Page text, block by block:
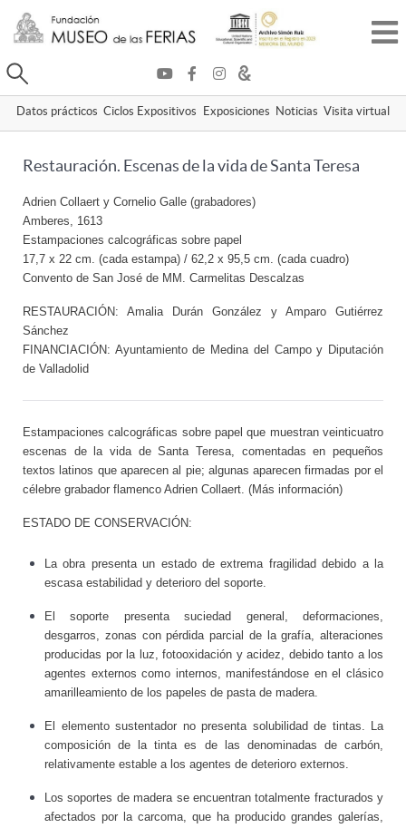
Buscar
Datos prácticos Ciclos Expositivos Exposiciones Noticias Visita virtual
Restauración. Escenas de la vida de Santa Teresa
Adrien Collaert y Cornelio Galle (grabadores)
Amberes, 1613
Estampaciones calcográficas sobre papel
17,7 x 22 cm. (cada estampa) / 62,2 x 95,5 cm. (cada cuadro)
Convento de San José de MM. Carmelitas Descalzas
RESTAURACIÓN: Amalia Durán González y Amparo Gutiérrez
Sánchez
FINANCIACIÓN: Ayuntamiento de Medina del Campo y Diputación
de Valladolid
Estampaciones calcográficas sobre papel que muestran veinticuatro
escenas de la vida de Santa Teresa, comentadas en pequeños
textos latinos que aparecen al pie; algunas aparecen firmadas por el
célebre grabador flamenco Adrien Collaert. (Más información)
ESTADO DE CONSERVACIÓN:
La obra presenta un estado de extrema fragilidad debido a la
escasa estabilidad y deterioro del soporte.
El soporte presenta suciedad general, deformaciones,
desgarros, zonas con pérdida parcial de la grafía, alteraciones
producidas por la luz, fotooxidación y acidez, debido tanto a los
agentes externos como internos, manifestándose en el clásico
amarilleamiento de los papeles de pasta de madera.
El elemento sustentador no presenta solubilidad de tintas. La
composición de la tinta es de las denominadas de carbón,
relativamente estable a los agentes de deterioro externos.
Los soportes de madera se encuentran totalmente fracturados y
afectados por la carcoma, que ha producido grandes galerías,